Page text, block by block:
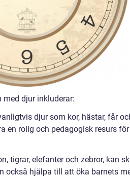
med djur inkluderar:
djur som kor, hästar, får
en rolig och pedagogisk resurs
tigrar, elefanter och zebror, kan
också hjälpa till att öka barnets